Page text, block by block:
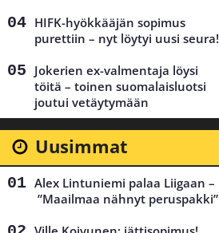
HIFK-hyökkääjän sopimus
purettiin – nyt löytyi uusi seura!
Jokerien ex-valmentaja löysi
töitä – toinen suomalaisluotsi
joutui vetäytymään
Uusimmat
Alex Lintuniemi palaa Liigaan –
”Maailmaa nähnyt peruspakki”